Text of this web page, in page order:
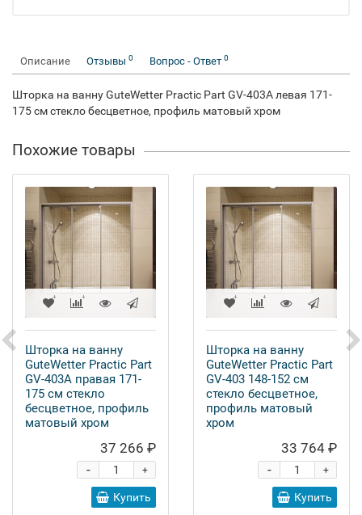
Описание Отзывы 0 Вопрос - Ответ 0
Шторка на ванну GuteWetter Practic Part GV-403A левая 171-
175 см стекло бесцветное, профиль матовый хром
Похожие товары
Шторка на ванну
GuteWetter Practic Part
GV-403A правая 171-
175 см стекло
бесцветное, профиль
матовый хром
37 266 ₽
+
-
Купить
Шторка на ванну
GuteWetter Practic Part
GV-403 148-152 см
стекло бесцветное,
профиль матовый
хром
33 764 ₽
+
-
Купить